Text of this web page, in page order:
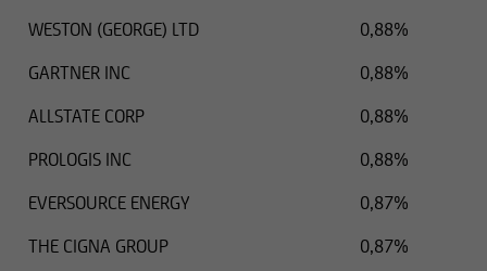
WESTON (GEORGE) LTD
0,88%
GARTNER INC
0,88%
ALLSTATE CORP
0,88%
PROLOGIS INC
0,88%
EVERSOURCE ENERGY
0,87%
THE CIGNA GROUP
0,87%